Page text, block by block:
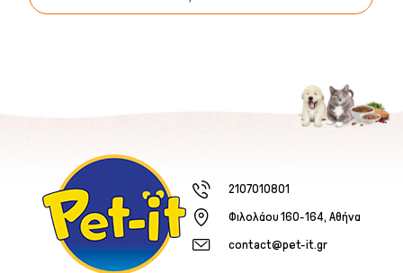
2107010801
Φιλολάου 160-164, Αθήνα
contact@pet-it.gr